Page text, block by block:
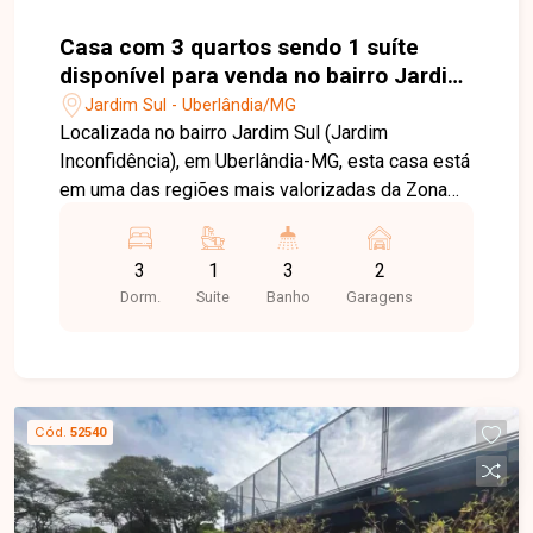
Casa com 3 quartos sendo 1 suíte
disponível para venda no bairro Jardim
Sul em Uberlândia-MG
Jardim Sul - Uberlândia/MG
Localizada no bairro Jardim Sul (Jardim
Inconfidência), em Uberlândia-MG, esta casa está
em uma das regiões mais valorizadas da Zona
excelente infraestrutura. O bairro oferece fácil
acesso às principais avenidas da cidade e está
próximo a supermercados, escolas, farmácias,
estar e jantar integradas, 03 quartos com
armários, sendo 01 suíte, banheiro social, cozinha
americana planejada com armários, cooktop e
nichos para eletrodomésticos, área de serviço
3
Dorm.
1
Suite
3
Banho
2
Garagens
Cód. 52540